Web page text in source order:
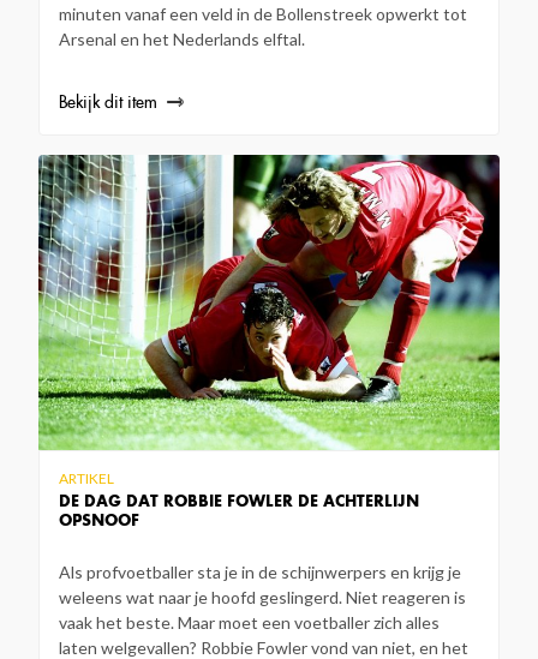
minuten vanaf een veld in de Bollenstreek opwerkt tot
Arsenal en het Nederlands elftal.
Bekijk dit item
DE DAG DAT ROBBIE FOWLER DE ACHTERLIJN
OPSNOOF
ARTIKEL
Als profvoetballer sta je in de schijnwerpers en krijg je
weleens wat naar je hoofd geslingerd. Niet reageren is
vaak het beste. Maar moet een voetballer zich alles
laten welgevallen? Robbie Fowler vond van niet, en het